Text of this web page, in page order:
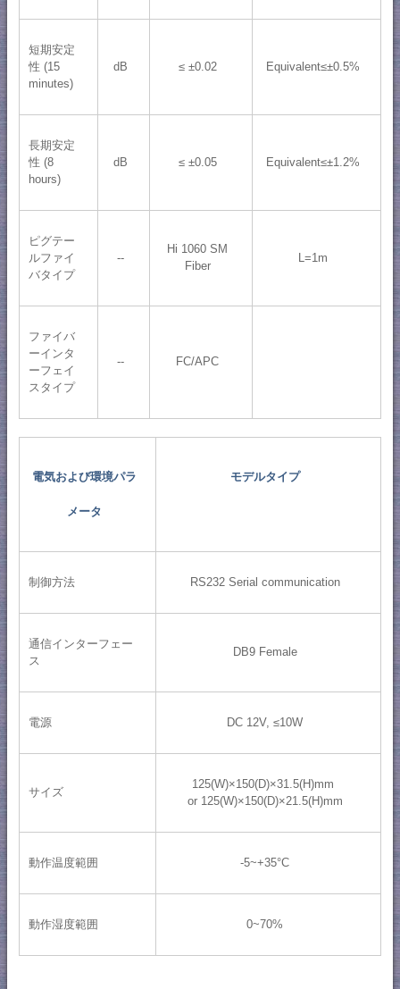
短期安定
性 (15
minutes)
dB ≤ ±0.02 Equivalent≤±0.5%
長期安定
性 (8
hours)
dB ≤ ±0.05 Equivalent≤±1.2%
ピグテー
ルファイ
バタイプ
--
Hi 1060 SM
Fiber
L=1m
ファイバ
ーインタ
ーフェイ
スタイプ
-- FC/APC
電気および環境パラ
メータ
モデルタイプ
制御方法 RS232 Serial communication
通信インターフェー
ス
DB9 Female
電源 DC 12V, ≤10W
サイズ
125(W)×150(D)×31.5(H)mm
or 125(W)×150(D)×21.5(H)mm
動作温度範囲 -5~+35°C
動作湿度範囲 0~70%